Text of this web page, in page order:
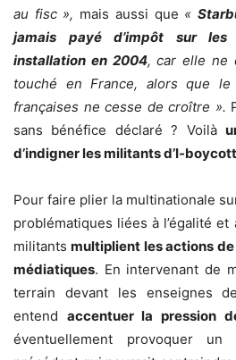
au fisc », mais aussi que «
jamais payé d’impôt sur les
installation en 2004, car elle ne
touché en France, alors que le
françaises ne cesse de croître ».
sans bénéfice déclaré ? Voilà
d’indigner les militants d’I-
Pour faire plier la multinationale
problématiques liées à l’égalité
militantsmultiplient les actions
médiatiques. En intervenant de
terrain devant les enseignes
entend accentuer la pression
éventuellement provoquer